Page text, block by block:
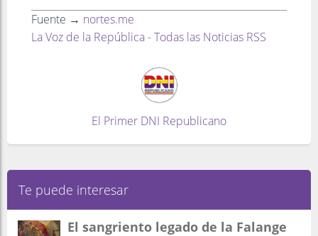
Fuente → nortes.me
La Voz de la República - Todas las Noticias RSS
El Primer DNI Republicano
Te puede interesar
El sangriento legado de la Falange